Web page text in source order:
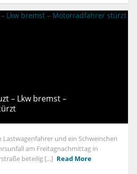
– Lkw bremst –
und ein Schweinchen
am Freitagnachmittag in
beteilig [...] Read More